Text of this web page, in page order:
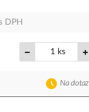
DPH
ks
Na dotaz